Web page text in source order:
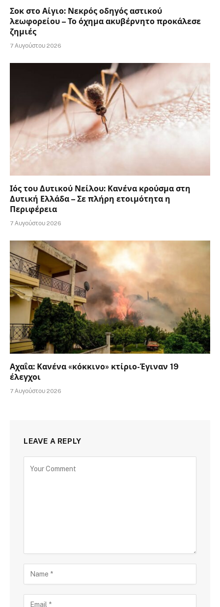
Σοκ στο Αίγιο: Νεκρός οδηγός αστικού
λεωφορείου – Το όχημα ακυβέρνητο προκάλεσε
ζημιές
7 Αυγούστου 2026
Ιός του Δυτικού Νείλου: Κανένα κρούσμα στη
Δυτική Ελλάδα – Σε πλήρη ετοιμότητα η
Περιφέρεια
7 Αυγούστου 2026
Αχαΐα: Κανένα «κόκκινο» κτίριο-Έγιναν 19
έλεγχοι
7 Αυγούστου 2026
LEAVE A REPLY